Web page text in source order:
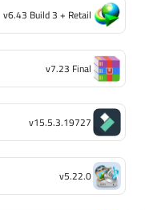
v6.43 Build 3 + Retail
v7.23 Final
v15.5.3.19727
v5.22.0